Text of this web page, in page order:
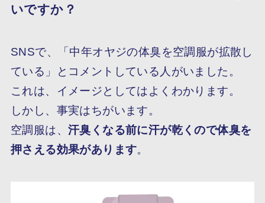
いですか？
SNSで、「中年オヤジの体臭を空調服が拡散し
ている」とコメントしている人がいました。
これは、イメージとしてはよくわかります。
しかし、事実はちがいます。
空調服は、 汗臭くなる前に汗が乾くので体臭を
押さえる効果があります。